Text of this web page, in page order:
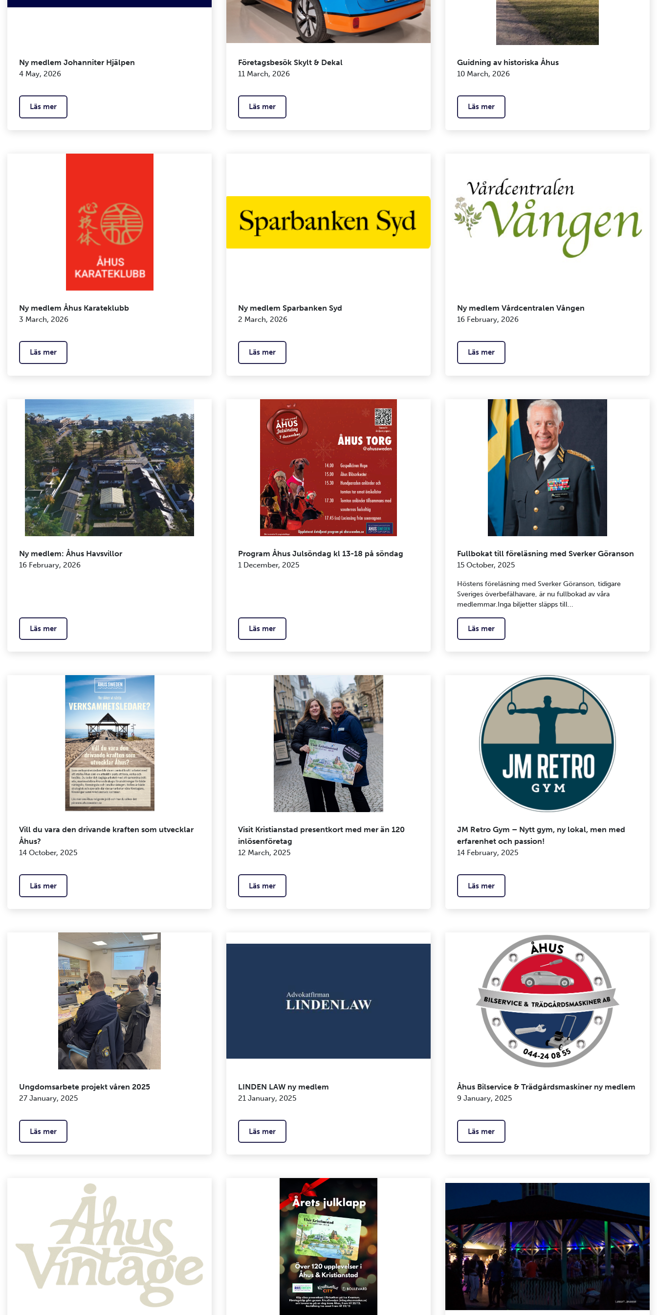
Ny medlem Johanniter Hjälpen
4 May, 2026
Läs mer
Företagsbesök Skylt & Dekal
11 March, 2026
Läs mer
Guidning av historiska Åhus
10 March, 2026
Läs mer
Ny medlem Åhus Karateklubb
3 March, 2026
Läs mer
Ny medlem Sparbanken Syd
2 March, 2026
Läs mer
Ny medlem Vårdcentralen Vången
16 February, 2026
Läs mer
Ny medlem: Åhus Havsvillor
16 February, 2026
Läs mer
Program Åhus Julsöndag kl 13-18 på söndag
1 December, 2025
Läs mer
Fullbokat till föreläsning med Sverker Göranson
15 October, 2025
Höstens föreläsning med Sverker Göranson, tidigare
Sveriges överbefälhavare, är nu fullbokad av våra
medlemmar.Inga biljetter släpps till...
Läs mer
Vill du vara den drivande kraften som utvecklar
Åhus?
14 October, 2025
Läs mer
Visit Kristianstad presentkort med mer än 120
inlösenföretag
12 March, 2025
Läs mer
JM Retro Gym – Nytt gym, ny lokal, men med
erfarenhet och passion!
14 February, 2025
Läs mer
Ungdomsarbete projekt våren 2025
27 January, 2025
Läs mer
LINDEN LAW ny medlem
21 January, 2025
Läs mer
Åhus Bilservice & Trädgårdsmaskiner ny medlem
9 January, 2025
Läs mer